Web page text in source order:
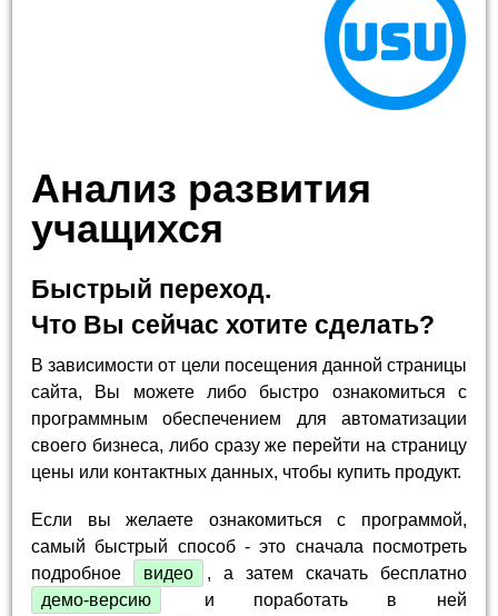
Анализ развития
учащихся
Быстрый переход.
Что Вы сейчас хотите сделать?
В зависимости от цели посещения данной страницы
сайта, Вы можете либо быстро ознакомиться с
программным обеспечением для автоматизации
своего бизнеса, либо сразу же перейти на страницу
цены или контактных данных, чтобы купить продукт.
Если вы желаете ознакомиться с программой,
самый быстрый способ - это сначала посмотреть
подробное
видео
, а затем скачать бесплатно
демо-версию
и поработать в ней